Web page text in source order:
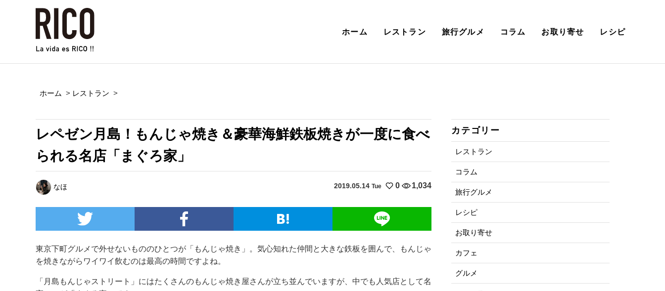
ホーム レストラン 旅行グルメ コラム お取り寄せ レシピ
ホーム > レストラン >
レペゼン月島！もんじゃ焼き＆豪華海鮮鉄板焼きが一度に食べ
られる名店「まぐろ家」
なほ 2019.05.14 Tue 0 1,034
東京下町グルメで外せないもののひとつが「もんじゃ焼き」。気心知れた仲間と大きな鉄板を囲んで、もんじゃ
を焼きながらワイワイ飲むのは最高の時間ですよね。
「月島もんじゃストリート」にはたくさんのもんじゃ焼き屋さんが立ち並んでいますが、中でも人気店として名
カテゴリー
レストラン
コラム
旅行グルメ
レシピ
お取り寄せ
カフェ
グルメ